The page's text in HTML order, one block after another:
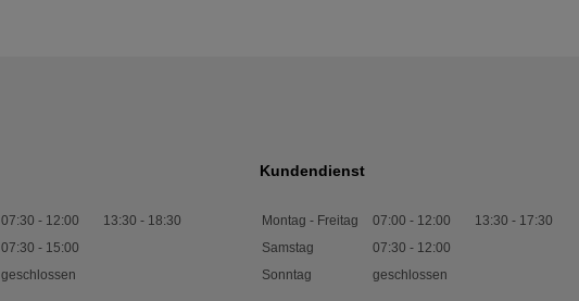
07:30 - 12:00 13:30 - 18:30
07:30 - 15:00
geschlossen
Kundendienst
Montag - Freitag 07:00 - 12:00 13:30 - 17:30
Samstag
07:30 - 12:00
Sonntag
geschlossen